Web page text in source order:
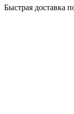
Быстрая доставка